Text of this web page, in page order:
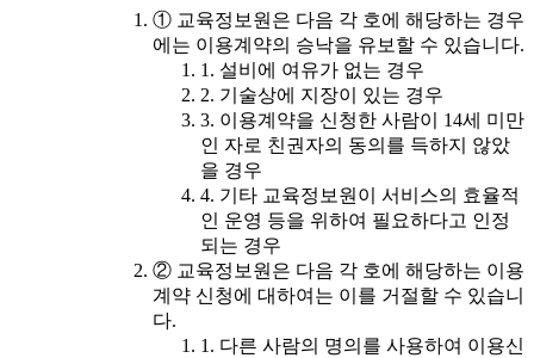
① 교육정보원은 다음 각 호에 해당하는 경우
에는 이용계약의 승낙을 유보할 수 있습니다.
1. 설비에 여유가 없는 경우
2. 기술상에 지장이 있는 경우
3. 이용계약을 신청한 사람이 14세 미만
인 자로 친권자의 동의를 득하지 않았
을 경우
4. 기타 교육정보원이 서비스의 효율적
인 운영 등을 위하여 필요하다고 인정
되는 경우
② 교육정보원은 다음 각 호에 해당하는 이용
계약 신청에 대하여는 이를 거절할 수 있습니
다.
1. 다른 사람의 명의를 사용하여 이용신